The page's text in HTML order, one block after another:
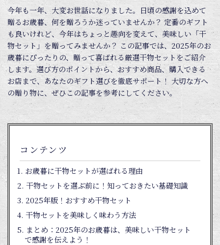
今年も一年、大変お世話になりました。日頃の感謝を込めて
贈るお歳暮、何を贈ろうか迷っていませんか？ 定番のギフト
も良いけれど、今年はちょっと趣向を変えて、美味しい「干
物セット」を贈ってみませんか？ この記事では、2025年のお
歳暮にぴったりの、贈って喜ばれる厳選干物セットをご紹介
します。選び方のポイントから、おすすめ商品、購入できる
お店まで、あなたのギフト選びを徹底サポート！ 大切な方へ
の贈り物に、ぜひこの記事を参考にしてください。
コンテンツ
お歳暮に干物セットが選ばれる理由
干物セットを選ぶ前に！知っておきたい基礎知識
2025年版！おすすめ干物セット
干物セットを美味しく味わう方法
まとめ：2025年のお歳暮は、美味しい干物セット
で感謝を伝えよう！